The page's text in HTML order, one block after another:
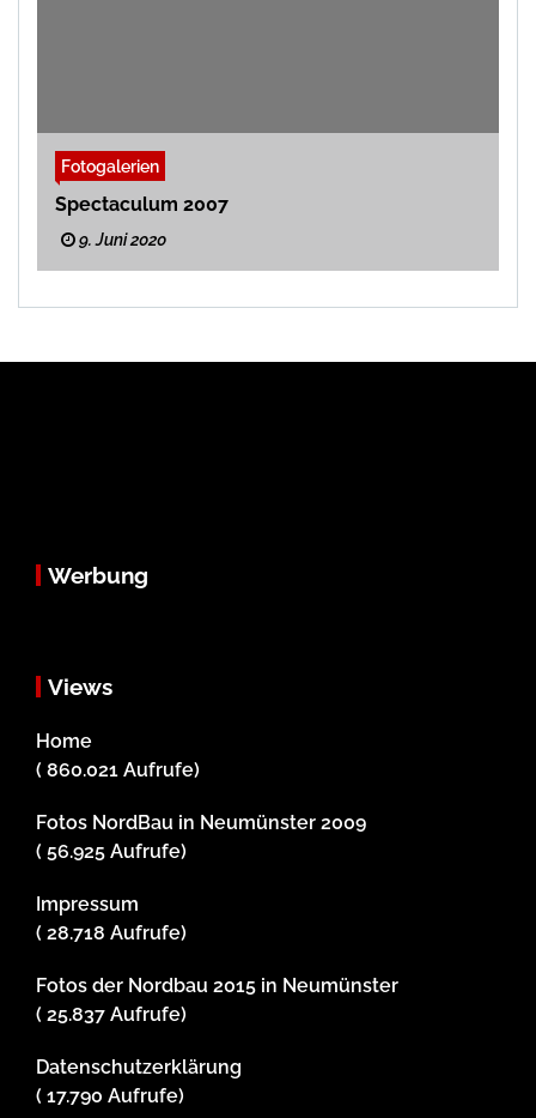
Fotogalerien
Spectaculum 2007
9. Juni 2020
Werbung
Views
Home
( 860.021 Aufrufe)
Fotos NordBau in Neumünster 2009
( 56.925 Aufrufe)
Impressum
( 28.718 Aufrufe)
Fotos der Nordbau 2015 in Neumünster
( 25.837 Aufrufe)
Datenschutzerklärung
( 17.790 Aufrufe)